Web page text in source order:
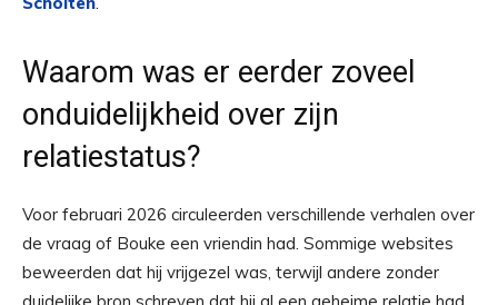
Waarom was er eerder zoveel
onduidelijkheid over zijn
relatiestatus?
Voor februari 2026 circuleerden verschillende verhalen over
de vraag of Bouke een vriendin had. Sommige websites
beweerden dat hij vrijgezel was, terwijl andere zonder